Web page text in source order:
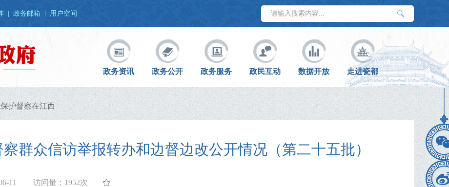
政务邮箱 用户空间
政务资讯 政务公开 政务服务 政民互动 数据开放 走进瓷都
护督察在江西
群众信访举报转办和边督边改公开情况（第二十五批）
11 访问量： 1952次